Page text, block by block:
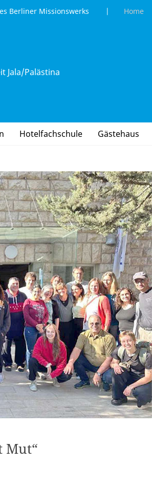
Berliner Missionswerks | Home
Jala/Palästina
Hotelfachschule Gästehaus
Mut“